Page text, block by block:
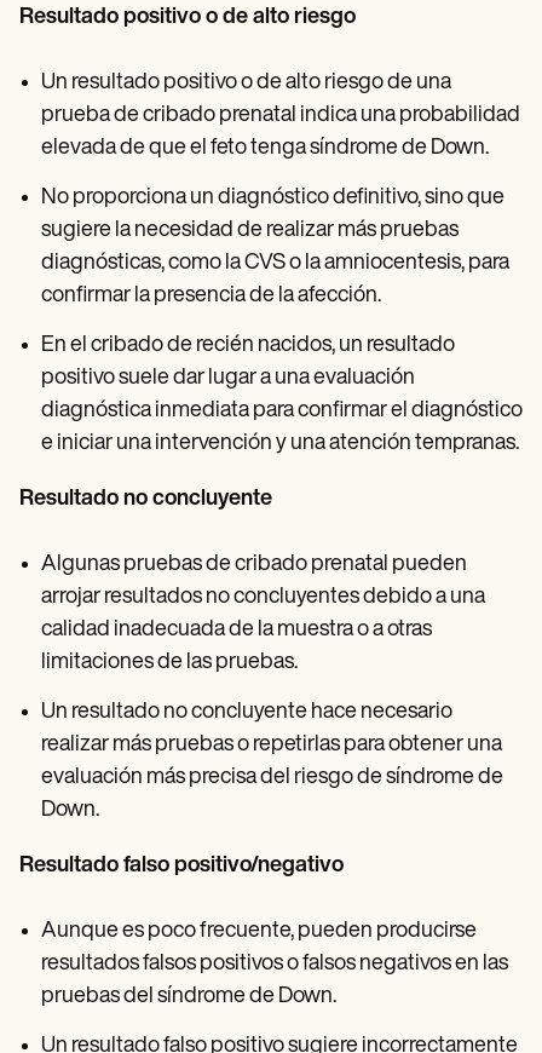
Resultado positivo o de alto riesgo
Un resultado positivo o de alto riesgo de una
prueba de cribado prenatal indica una probabilidad
elevada de que el feto tenga síndrome de Down.
No proporciona un diagnóstico definitivo, sino que
sugiere la necesidad de realizar más pruebas
diagnósticas, como la CVS o la amniocentesis, para
confirmar la presencia de la afección.
En el cribado de recién nacidos, un resultado
positivo suele dar lugar a una evaluación
diagnóstica inmediata para confirmar el diagnóstico
e iniciar una intervención y una atención tempranas.
Resultado no concluyente
Algunas pruebas de cribado prenatal pueden
arrojar resultados no concluyentes debido a una
calidad inadecuada de la muestra o a otras
limitaciones de las pruebas.
Un resultado no concluyente hace necesario
realizar más pruebas o repetirlas para obtener una
evaluación más precisa del riesgo de síndrome de
Down.
Resultado falso positivo/negativo
Aunque es poco frecuente, pueden producirse
resultados falsos positivos o falsos negativos en las
pruebas del síndrome de Down.
Un resultado falso positivo sugiere incorrectamente